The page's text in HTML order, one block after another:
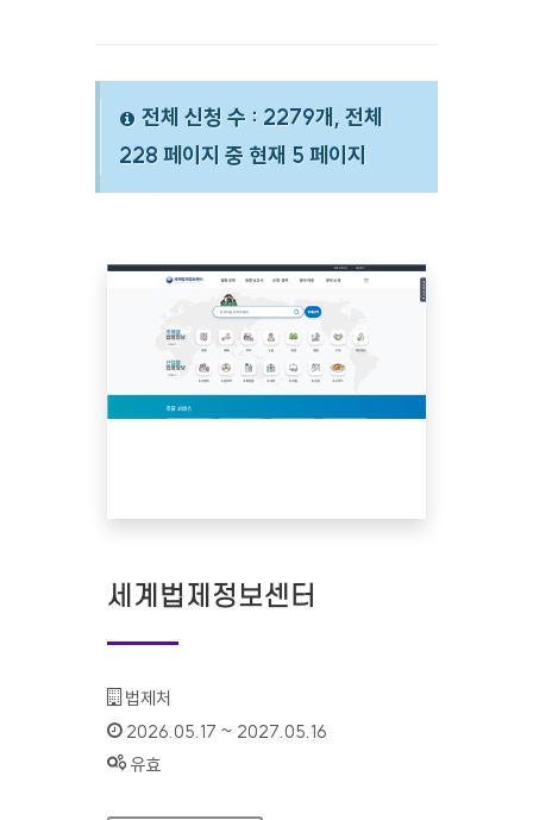
전체 신청 수 : 2279개, 전체
228 페이지 중 현재 5 페이지
세계법제정보센터
기관명 :
법제처
인증기간 :
2026.05.17 ~ 2027.05.16
상태 :
유효